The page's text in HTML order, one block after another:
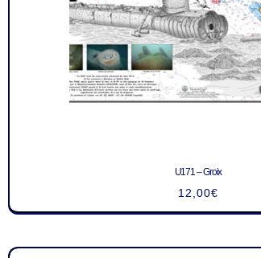
U171 – Groix
12,00€